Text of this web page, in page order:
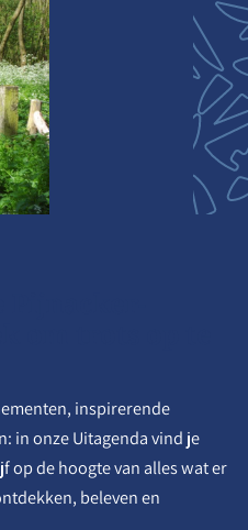
inspirerende
in onze Uitagenda vind je
op de hoogte van alles wat er
beleven en